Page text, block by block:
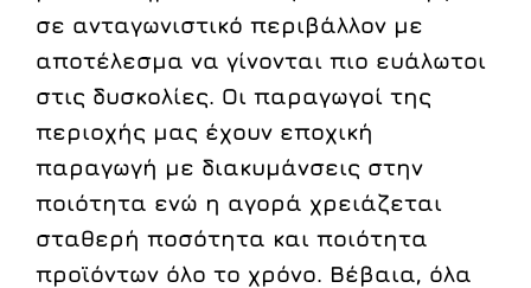
σε ανταγωνιστικό περιβάλλον με
αποτέλεσμα να γίνονται πιο ευάλωτοι
στις δυσκολίες. Οι παραγωγοί της
περιοχής μας έχουν εποχική
παραγωγή με διακυμάνσεις στην
ποιότητα ενώ η αγορά χρειάζεται
σταθερή ποσότητα και ποιότητα
προϊόντων όλο το χρόνο. Βέβαια, όλα